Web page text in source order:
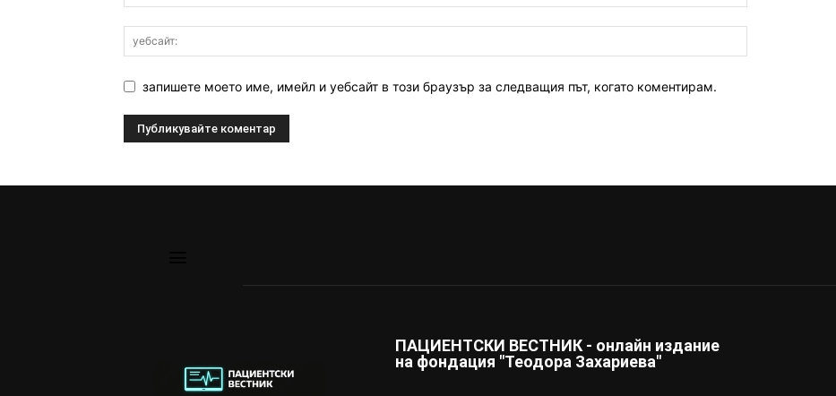
запишете моето име, имейл и уебсайт в този браузър за следващия път, когато коментирам.
ПАЦИЕНТСКИ ВЕСТНИК - онлайн издание
на фондация "Теодора Захариева"